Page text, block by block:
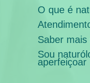
O que é
Saber
Sou
aperfeiçoar